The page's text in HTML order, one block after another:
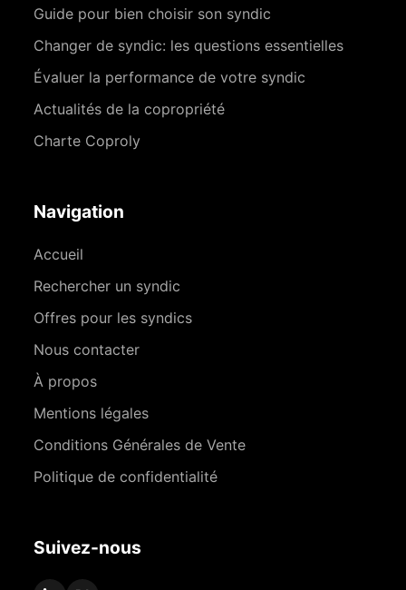
Guide pour bien choisir son syndic
Changer de syndic: les questions essentielles
Évaluer la performance de votre syndic
Actualités de la copropriété
Charte Coproly
Navigation
Accueil
Rechercher un syndic
Offres pour les syndics
Nous contacter
À propos
Mentions légales
Conditions Générales de Vente
Politique de confidentialité
Suivez-nous